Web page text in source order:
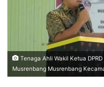
Tenaga Ahli Wakil Ketua
Musrenbang Musrenbang